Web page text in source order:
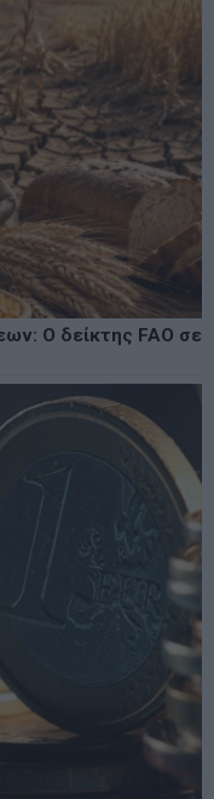
Ο δείκτης FAO σε